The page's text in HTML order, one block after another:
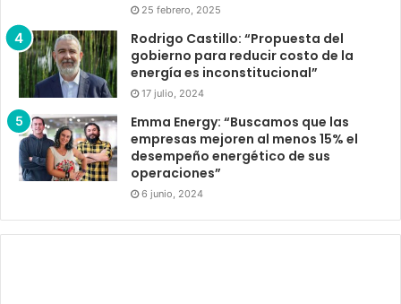
25 febrero, 2025
Rodrigo Castillo: “Propuesta del
gobierno para reducir costo de la
energía es inconstitucional”
17 julio, 2024
Emma Energy: “Buscamos que las
empresas mejoren al menos 15% el
desempeño energético de sus
operaciones”
6 junio, 2024